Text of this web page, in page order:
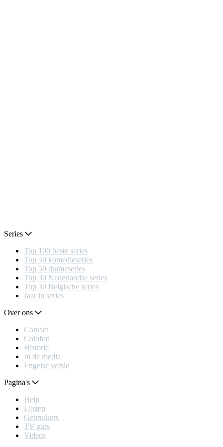
Series
Top 100 beste series
Top 50 komedieseries
Top 50 dramaseries
Top 30 Nederlandse series
Top 30 Belgische series
Jaar in series
Over ons
Contact
Colofon
Historie
In de media
Engelse versie
Pagina's
Help
Lijsten
Gebruikers
TV gids
Videos